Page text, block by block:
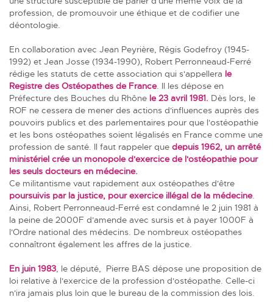
profession, de promouvoir une éthique et de codifier une
déontologie.
En collaboration avec Jean Peyrière, Régis Godefroy (1945-
1992) et Jean Josse (1934-1990), Robert Perronneaud-Ferré
rédige les statuts de cette association qui s'appellera le
Registre des Ostéopathes de France. Il les dépose en
Préfecture des Bouches du Rhône le 23 avril 1981. Dès lors, le
ROF ne cessera de mener des actions d'influences auprès des
pouvoirs publics et des parlementaires pour que l'ostéopathie
et les bons ostéopathes soient légalisés en France comme une
profession de santé. Il faut rappeler que depuis 1962, un arrêté
ministériel crée un monopole d'exercice de l'ostéopathie pour
les seuls docteurs en médecine.
Ce militantisme vaut rapidement aux ostéopathes d'être
poursuivis par la justice, pour exercice illégal de la médecine.
Ainsi, Robert Perronneaud-Ferré est condamné le 2 juin 1981 à
la peine de 2000F d'amende avec sursis et à payer 1000F à
l'Ordre national des médecins. De nombreux ostéopathes
connaîtront également les affres de la justice.
En juin 1983, le député, Pierre BAS dépose une proposition de
loi relative à l'exercice de la profession d'ostéopathe. Celle-ci
n'ira jamais plus loin que le bureau de la commission des lois.